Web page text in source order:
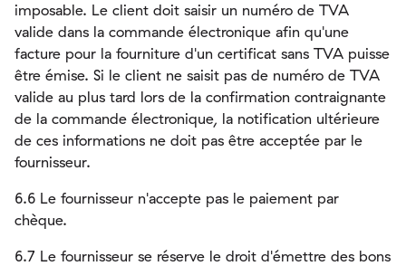
imposable. Le client doit saisir un numéro de TVA
valide dans la commande électronique afin qu'une
facture pour la fourniture d'un certificat sans TVA puisse
être émise. Si le client ne saisit pas de numéro de TVA
valide au plus tard lors de la confirmation contraignante
de la commande électronique, la notification ultérieure
de ces informations ne doit pas être acceptée par le
fournisseur.
6.6 Le fournisseur n'accepte pas le paiement par
chèque.
6.7 Le fournisseur se réserve le droit d'émettre des bons